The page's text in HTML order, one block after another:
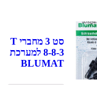
סט 3 מחברי T
8-8-3 למערכת
BLUMAT